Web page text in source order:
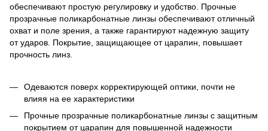
обеспечивают простую регулировку и удобство. Прочные
прозрачные поликарбонатные линзы обеспечивают отличный
охват и поле зрения, а также гарантируют надежную защиту
от ударов. Покрытие, защищающее от царапин, повышает
прочность линз.
Одеваются поверх корректирующей оптики, почти не
влияя на ее характеристики
Прочные прозрачные поликарбонатные линзы с защитным
покрытием от царапин для повышенной надежности